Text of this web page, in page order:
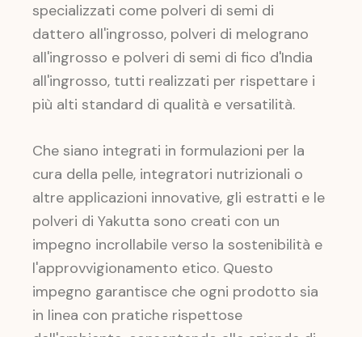
specializzati come polveri di semi di
dattero all'ingrosso, polveri di melograno
all'ingrosso e polveri di semi di fico d'India
all'ingrosso, tutti realizzati per rispettare i
più alti standard di qualità e versatilità.
Che siano integrati in formulazioni per la
cura della pelle, integratori nutrizionali o
altre applicazioni innovative, gli estratti e le
polveri di Yakutta sono creati con un
impegno incrollabile verso la sostenibilità e
l'approvvigionamento etico. Questo
impegno garantisce che ogni prodotto sia
in linea con pratiche rispettose